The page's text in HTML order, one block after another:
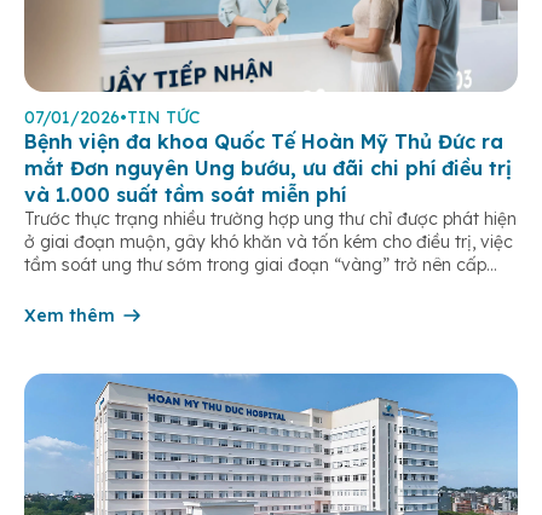
07/01/2026•TIN TỨC
Bệnh viện đa khoa Quốc Tế Hoàn Mỹ Thủ Đức ra
mắt Đơn nguyên Ung bướu, ưu đãi chi phí điều trị
và 1.000 suất tầm soát miễn phí
Trước thực trạng nhiều trường hợp ung thư chỉ được phát hiện
ở giai đoạn muộn, gây khó khăn và tốn kém cho điều trị, việc
tầm soát ung thư sớm trong giai đoạn “vàng” trở nên cấp
khu Đông TP.HCM, […]
Xem thêm